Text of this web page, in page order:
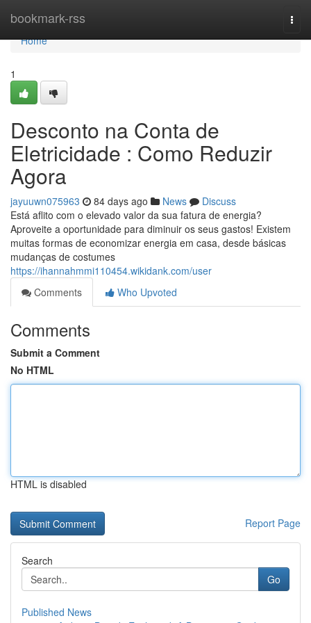
bookmark-rss
Home
Home
1
Desconto na Conta de
Eletricidade : Como Reduzir
Agora
jayuuwn075963 84 days ago News
Discuss
Está aflito com o elevado valor da sua fatura de energia?
Aproveite a oportunidade para diminuir os seus gastos! Existem
muitas formas de economizar energia em casa, desde básicas
mudanças de costumes
https://ihannahmmi110454.wikidank.com/user
Comments
Who Upvoted
Comments
Submit a Comment
No HTML
HTML is disabled
Report Page
Search
Go
Published News